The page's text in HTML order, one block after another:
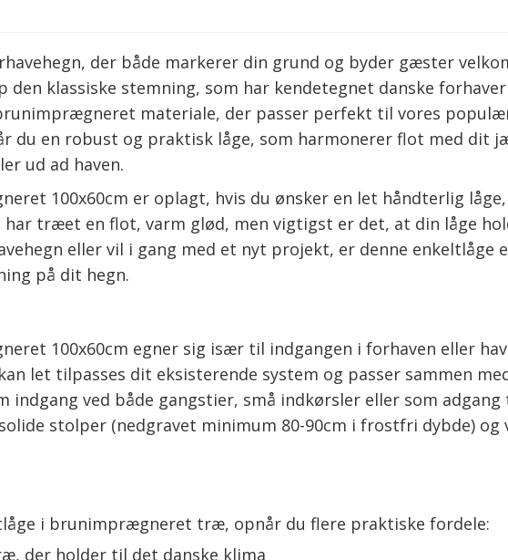
der både markerer din grund og byder gæster
klassiske stemning, som har kendetegnet danske
materiale, der passer perfekt til vores
du en robust og praktisk låge, som harmonerer flot med dit
ud ad haven.
100x60cm er oplagt, hvis du ønsker en let håndterlig
træet en flot, varm glød, men vigtigst er det, at din låge
eller vil i gang med et nyt projekt, er denne
på dit hegn.
100x60cm egner sig især til indgangen i forhaven eller
let tilpasses dit eksisterende system og passer sammen
indgang ved både gangstier, små indkørsler eller som
stolper (nedgravet minimum 80-90cm i frostfri dybde) og
i brunimprægneret træ, opnår du flere praktiske fordele:
der holder til det danske klima